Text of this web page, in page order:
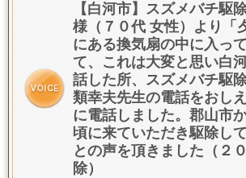
【白河市】スズメバチ駆
様（７０代 女性）より「
にある換気扇の中に入っ
て、これは大変と思い白
話した所、スズメバチ駆
類幸夫先生の電話をおし
に電話しました。郡山市
頃に来ていただき駆除し
との声を頂きました（２
除）